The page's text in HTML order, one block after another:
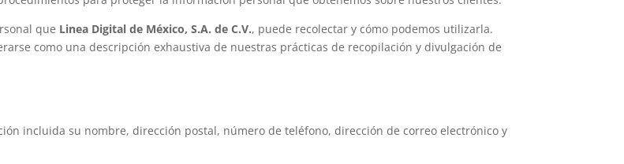
que Linea Digital de México, S.A. de C.V., puede recolectar y cómo podemos utilizarla.
como una descripción exhaustiva de nuestras prácticas de recopilación y divulgación de
incluida su nombre, dirección postal, número de teléfono, dirección de correo electrónico y